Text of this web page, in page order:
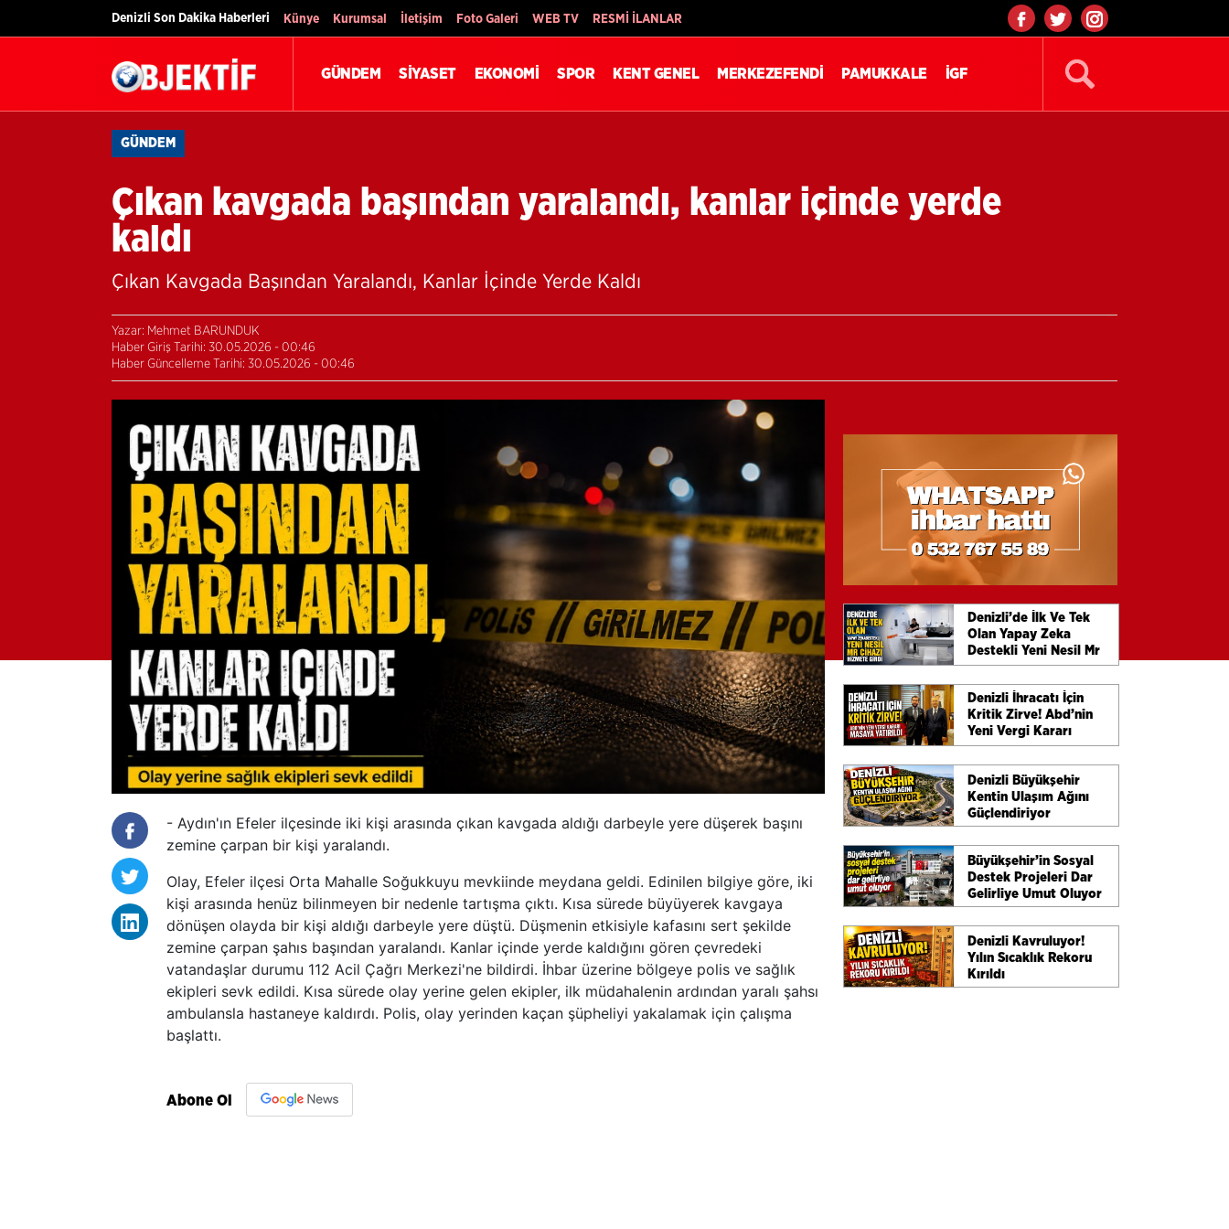
Denizli Son Dakika Haberleri Künye Kurumsal İletişim Foto Galeri WEB TV RESMİ İLANLAR
GÜNDEM SİYASET EKONOMİ SPOR KENT GENEL MERKEZEFENDİ PAMUKKALE İGF
GÜNDEM
Çıkan kavgada başından yaralandı, kanlar içinde yerde
kaldı
Çıkan Kavgada Başından Yaralandı, Kanlar İçinde Yerde Kaldı
Yazar: Mehmet BARUNDUK
Haber Giriş Tarihi: 30.05.2026 - 00:46
Haber Güncelleme Tarihi: 30.05.2026 - 00:46
- Aydın'ın Efeler ilçesinde iki kişi arasında çıkan kavgada aldığı darbeyle yere düşerek başını
zemine çarpan bir kişi yaralandı.
Olay, Efeler ilçesi Orta Mahalle Soğukkuyu mevkiinde meydana geldi. Edinilen bilgiye göre, iki
kişi arasında henüz bilinmeyen bir nedenle tartışma çıktı. Kısa sürede büyüyerek kavgaya
dönüşen olayda bir kişi aldığı darbeyle yere düştü. Düşmenin etkisiyle kafasını sert şekilde
zemine çarpan şahıs başından yaralandı. Kanlar içinde yerde kaldığını gören çevredeki
vatandaşlar durumu 112 Acil Çağrı Merkezi'ne bildirdi. İhbar üzerine bölgeye polis ve sağlık
ekipleri sevk edildi. Kısa sürede olay yerine gelen ekipler, ilk müdahalenin ardından yaralı şahsı
ambulansla hastaneye kaldırdı. Polis, olay yerinden kaçan şüpheliyi yakalamak için çalışma
başlattı.
Abone Ol
Denizli’de İlk Ve Tek
Olan Yapay Zeka
Destekli Yeni Nesil Mr
Cihazı Hizmete Girdi
Denizli İhracatı İçin
Kritik Zirve! Abd’nin
Yeni Vergi Kararı
Masaya Yatırıldı
Denizli Büyükşehir
Kentin Ulaşım Ağını
Güçlendiriyor
Büyükşehir’in Sosyal
Destek Projeleri Dar
Gelirliye Umut Oluyor
Denizli Kavruluyor!
Yılın Sıcaklık Rekoru
Kırıldı